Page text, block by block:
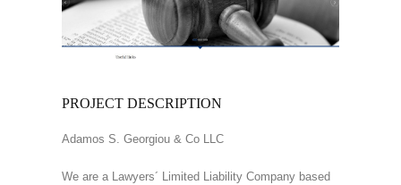
PROJECT DESCRIPTION
Adamos S. Georgiou & Co LLC
We are a Lawyers´ Limited Liability Company based